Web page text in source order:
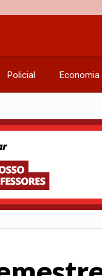
Policial Economia